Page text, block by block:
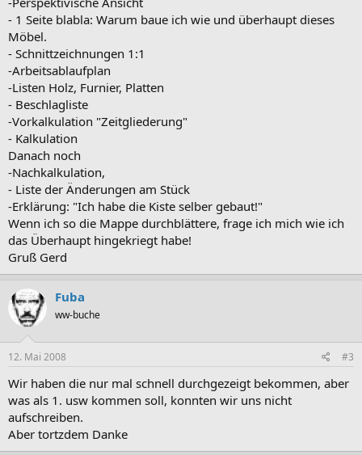
- 1 Seite blabla: Warum baue ich wie und überhaupt dieses
Möbel.
- Schnittzeichnungen 1:1
-Arbeitsablaufplan
-Listen Holz, Furnier, Platten
- Beschlagliste
-Vorkalkulation "Zeitgliederung"
- Kalkulation
Danach noch
-Nachkalkulation,
- Liste der Änderungen am Stück
-Erklärung: "Ich habe die Kiste selber gebaut!"
Wenn ich so die Mappe durchblättere, frage ich mich wie ich
das Überhaupt hingekriegt habe!
Gruß Gerd
Fuba
ww-buche
12. Mai 2008 #3
Wir haben die nur mal schnell durchgezeigt bekommen, aber
was als 1. usw kommen soll, konnten wir uns nicht
aufschreiben.
Aber tortzdem Danke